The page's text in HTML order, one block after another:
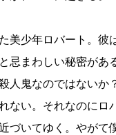
美少年ロバート。彼
忌まわしい秘密があ
人鬼なのではない
ない。それなのにロ
づいてゆく。やがて